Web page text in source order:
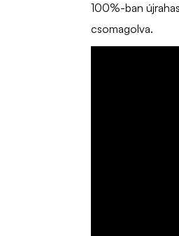
100%-ban
csomagolva.